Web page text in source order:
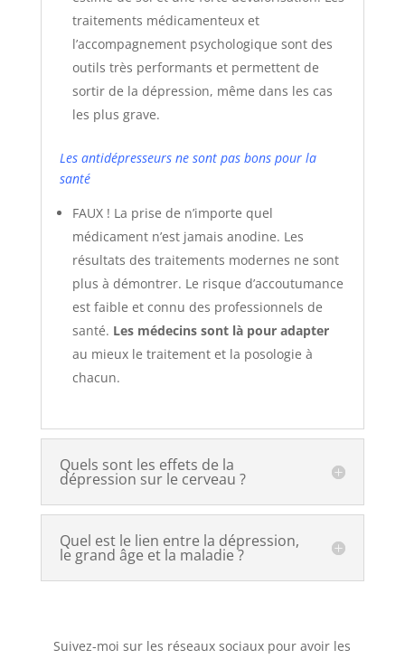
traitements médicamenteux et
l’accompagnement psychologique sont des
outils très performants et permettent de
sortir de la dépression, même dans les cas
les plus grave.
Les antidépresseurs ne sont pas bons pour la
santé
FAUX ! La prise de n’importe quel
médicament n’est jamais anodine. Les
résultats des traitements modernes ne sont
plus à démontrer. Le risque d’accoutumance
est faible et connu des professionnels de
santé. Les médecins sont là pour adapter
au mieux le traitement et la posologie à
chacun.
Quels sont les effets de la
dépression sur le cerveau ?
Quel est le lien entre la dépression,
le grand âge et la maladie ?
Suivez-moi sur les réseaux sociaux pour avoir les